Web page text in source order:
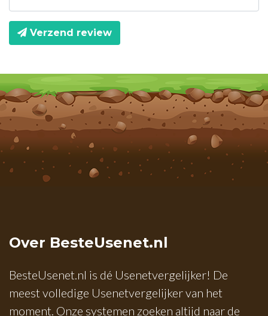
Verzend review
Over BesteUsenet.nl
BesteUsenet.nl is dé Usenetvergelijker! De
meest volledige Usenetvergelijker van het
moment. Onze systemen zoeken altijd naar de